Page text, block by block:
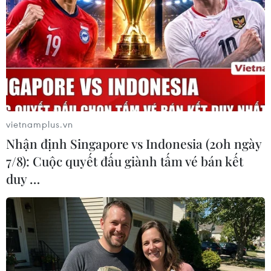
tại ASEAN Cup 2026 trên kênh nào?
07/08/2026 09:49
Nhận định Singapore vs
Indonesia (20h ngày 7/8): Cuộc quyết
đấu giành tấm vé bán kết duy nhất
07/08/2026 08:41
Cục diện ASEAN Cup: Việt Nam
quyết giành ngôi đầu, Thái Lan vẫn
có thể bị loại
07/08/2026 02:29
Lịch thi đấu ASEAN Cup 2026 ngày
vietnamplus.vn
Nhận định Singapore vs Indonesia (20h ngày
7/8): Cuộc quyết đấu giành tấm vé bán kết
duy …